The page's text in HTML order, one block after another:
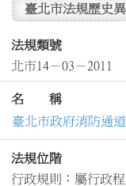
臺北市法規歷史
法規類號
北市14－03－2011
名 稱
臺北市政府消防通
法規位階
行政規則：屬行政